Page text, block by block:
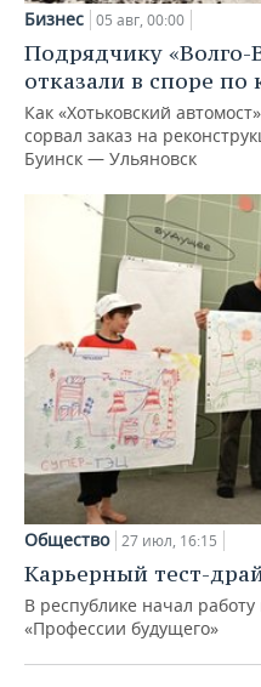
Бизнес 05 авг, 00:00
Подрядчику «Волго-
отказали в споре по
Как «Хотьковский
сорвал заказ на
Буинск — Ульяновск
Общество 27 июл, 16:15
Карьерный тест-
В республике начал
«Профессии будущего»